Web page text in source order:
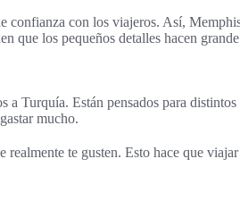
confianza con los viajeros. Así,
que los pequeños detalles hacen
a Turquía. Están pensados para
mucho.
realmente te gusten. Esto hace que